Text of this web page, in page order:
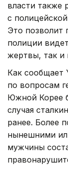
власти также
с
Это
полиции
жертвы, так и
Как сообщает
по вопросам
Южной Корее
случая
ранее. Более
нынешними
мужчины